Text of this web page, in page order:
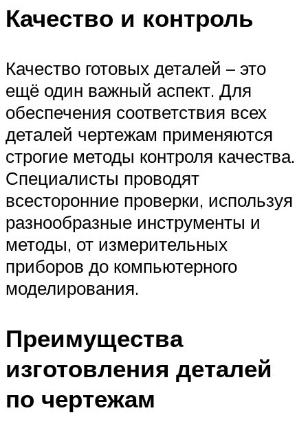
Качество и контроль
Качество готовых деталей – это
ещё один важный аспект. Для
обеспечения соответствия всех
деталей чертежам применяются
строгие методы контроля качества.
Специалисты проводят
всесторонние проверки, используя
разнообразные инструменты и
методы, от измерительных
приборов до компьютерного
моделирования.
Преимущества
изготовления деталей
по чертежам